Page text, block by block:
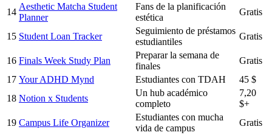
14
Aesthetic Matcha Student
Planner
Fans de la planificación
estética
Gratis
15 Student Loan Tracker
Seguimiento de préstamos
estudiantiles
Gratis
16 Finals Week Study Plan
Preparar la semana de
finales
Gratis
17 Your ADHD Mynd Estudiantes con TDAH
45 $
18 Notion x Students
Un hub académico
completo
7,20
$+
19 Campus Life Organizer
Estudiantes con mucha
vida de campus
Gratis